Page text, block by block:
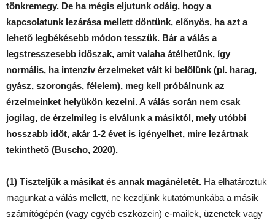
tönkremegy. De ha mégis eljutunk odáig, hogy a
kapcsolatunk lezárása mellett döntünk, előnyös, ha azt a
lehető legbékésebb módon tesszük. Bár a válás a
legstresszesebb időszak, amit valaha átélhetünk, így
normális, ha intenzív érzelmeket vált ki belőlünk (pl. harag,
gyász, szorongás, félelem), meg kell próbálnunk az
érzelmeinket helyükön kezelni. A válás során nem csak
jogilag, de érzelmileg is elválunk a másiktól, mely utóbbi
hosszabb időt, akár 1-2 évet is igényelhet, mire lezártnak
tekinthető (Buscho, 2020).
(1) Tiszteljük a másikat és annak magánéletét. Ha elhatároztuk
magunkat a válás mellett, ne kezdjünk kutatómunkába a másik
számítógépén (vagy egyéb eszközein) e-mailek, üzenetek vagy